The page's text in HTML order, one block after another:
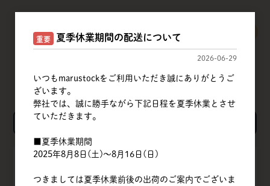
重要 夏季休業期間の配送について
2026-06-29
いつもmarustockをご利用いただき誠にありがとうご
ざいます。
弊社では、誠に勝手ながら下記日程を夏季休業とさせ
ていただきます。
■夏季休業期間
2025年8月8日(土)～8月16日(日)
つきましては夏季休業前後の出荷のご案内でございま